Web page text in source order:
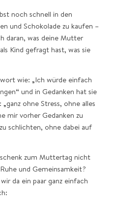
noch schnell in den
und Schokolade zu kaufen –
daran, was deine Mutter
Kind gefragt hast, was sie
wie: „Ich würde einfach
und in Gedanken hat sie
ohne Stress, ohne alles
mir vorher Gedanken zu
schlichten, ohne dabei auf
zum Muttertag nicht
und Gemeinsamkeit?
da ein paar ganz einfach